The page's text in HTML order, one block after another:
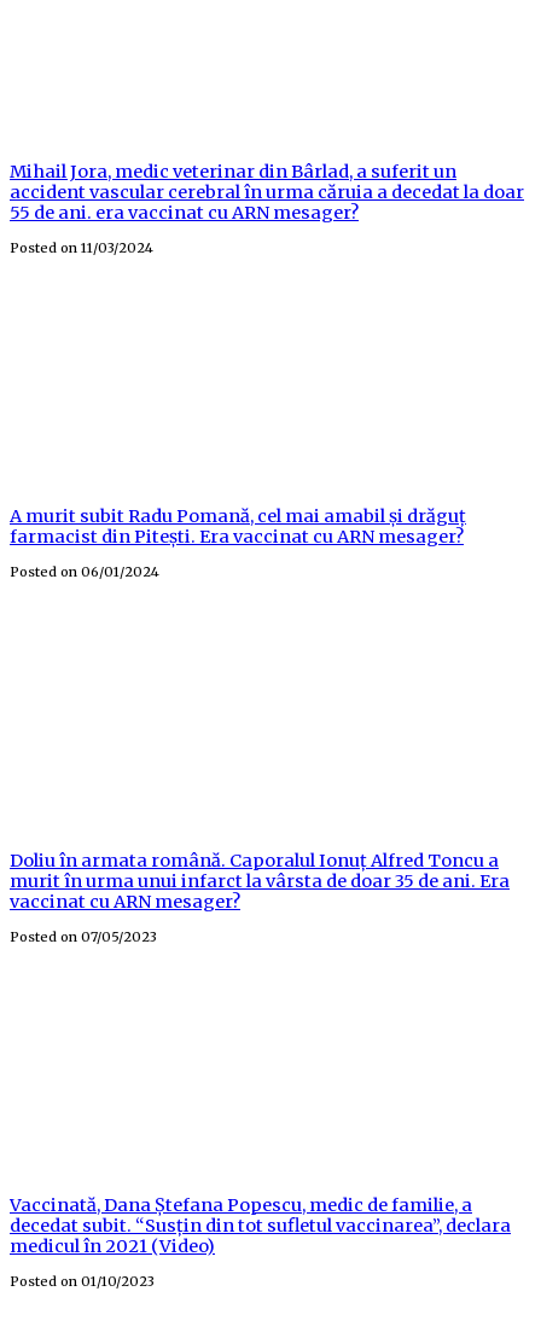
Mihail Jora, medic veterinar din Bârlad, a suferit un
accident vascular cerebral în urma căruia a decedat la doar
55 de ani. era vaccinat cu ARN mesager?
Posted on 11/03/2024
A murit subit Radu Pomană, cel mai amabil și drăguț
farmacist din Pitești. Era vaccinat cu ARN mesager?
Posted on 06/01/2024
Doliu în armata română. Caporalul Ionuț Alfred Toncu a
murit în urma unui infarct la vârsta de doar 35 de ani. Era
vaccinat cu ARN mesager?
Posted on 07/05/2023
Vaccinată, Dana Ștefana Popescu, medic de familie, a
decedat subit. “Susțin din tot sufletul vaccinarea”, declara
medicul în 2021 (Video)
Posted on 01/10/2023